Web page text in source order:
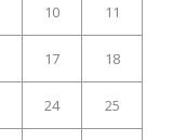
10 11
17 18
24 25